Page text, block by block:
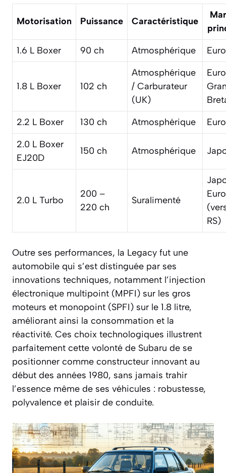
Motorisation Puissance Caractéristique
1.6 L Boxer
90 ch Atmosphérique
1.8 L Boxer 102 ch
Atmosphérique
/ Carburateur
(UK)
2.2 L Boxer
130 ch Atmosphérique
2.0 L Boxer
EJ20D
150 ch Atmosphérique
2.0 L Turbo
200 –
220 ch
Suralimenté
RS)
Outre ses performances, la Legacy fut une
automobile qui s’est distinguée par ses
innovations techniques, notamment l’injection
électronique multipoint (MPFI) sur les gros
moteurs et monopoint (SPFI) sur le 1.8 litre,
améliorant ainsi la consommation et la
réactivité. Ces choix technologiques illustrent
parfaitement cette volonté de Subaru de se
positionner comme constructeur innovant au
début des années 1980, sans jamais trahir
l’essence même de ses véhicules : robustesse,
polyvalence et plaisir de conduite.